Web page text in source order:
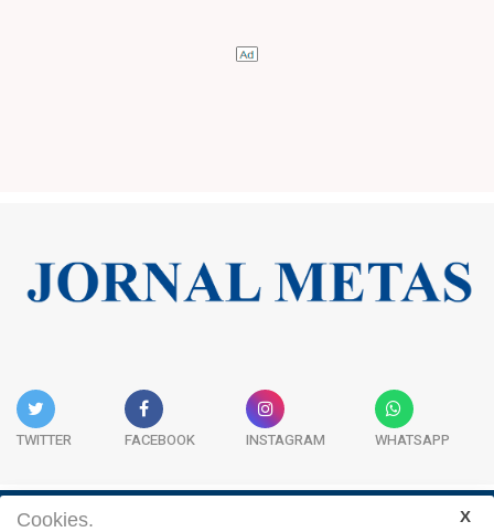
TWITTER FACEBOOK INSTAGRAM WHATSAPP
Cookies.